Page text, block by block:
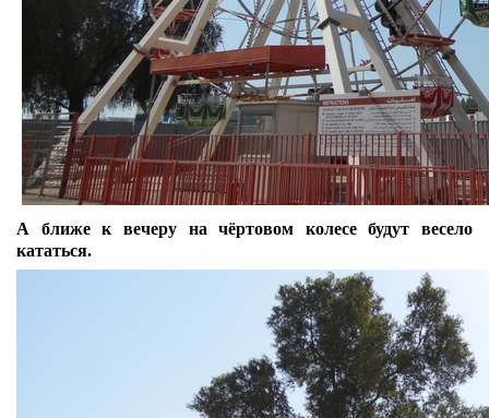
А ближе к вечеру на чёртовом колесе будут весело
кататься.